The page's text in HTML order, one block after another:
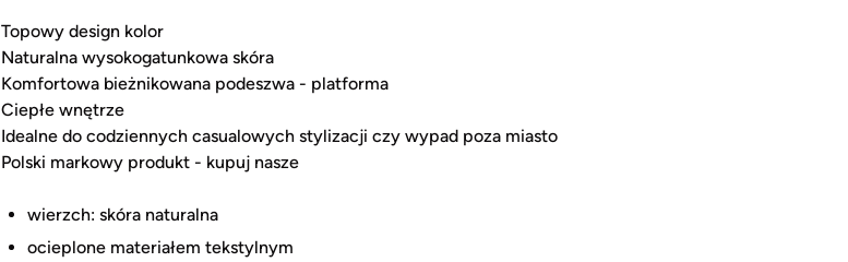
Topowy design kolor
Naturalna wysokogatunkowa skóra
Komfortowa bieżnikowana podeszwa - platforma
Ciepłe wnętrze
Idealne do codziennych casualowych stylizacji czy wypad poza miasto
Polski markowy produkt - kupuj nasze
wierzch: skóra naturalna
ocieplone materiałem tekstylnym